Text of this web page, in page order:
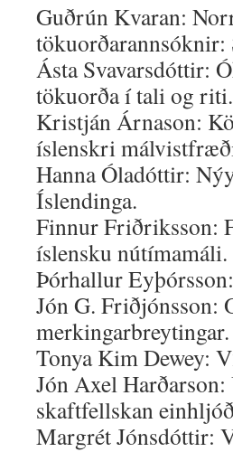
Guðrún Kvaran:
Ásta Svavarsdóttir:
tökuorða í tali og riti.
Kristján Árnason:
íslenskri
Hanna Óladóttir:
Íslendinga.
Finnur Friðriksson:
íslensku nútímamáli.
Þórhallur
Jón G. Friðjónsson:
merkingarbreytingar.
Tonya Kim Dewey:
Jón Axel
skaftfellskan
Margrét Jónsdóttir: